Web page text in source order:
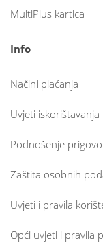
MultiPlus kartica
Info
Načini plaćanja
Uvjeti
Podnošenje
Zaštita osobnih
Uvjeti i pravila
Opći uvjeti i pravila